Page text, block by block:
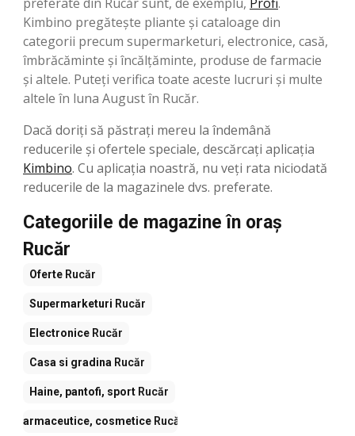
preferate din Rucăr sunt, de exemplu, Profi.
Kimbino pregătește pliante și cataloage din
categorii precum supermarketuri, electronice, casă,
îmbrăcăminte și încălțăminte, produse de farmacie
și altele. Puteți verifica toate aceste lucruri și multe
altele în luna August în Rucăr.
Dacă doriți să păstrați mereu la îndemână
reducerile și ofertele speciale, descărcați aplicația
Kimbino. Cu aplicația noastră, nu veți rata niciodată
reducerile de la magazinele dvs. preferate.
Categoriile de magazine în oraș
Rucăr
Oferte Rucăr
Supermarketuri Rucăr
Electronice Rucăr
Casa si gradina Rucăr
Haine, pantofi, sport Rucăr
Farmaceutice, cosmeticeRucăr